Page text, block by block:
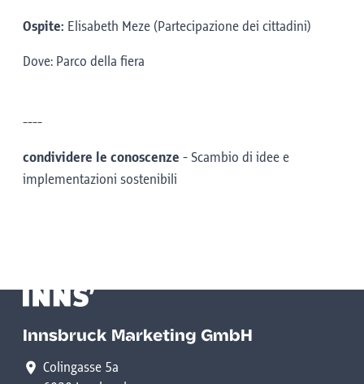
Ospite: Elisabeth Meze (Partecipazione dei cittadini)
Dove: Parco della fiera
----
condividere le conoscenze - Scambio di idee e
implementazioni sostenibili
Innsbruck Marketing GmbH
Colingasse 5a